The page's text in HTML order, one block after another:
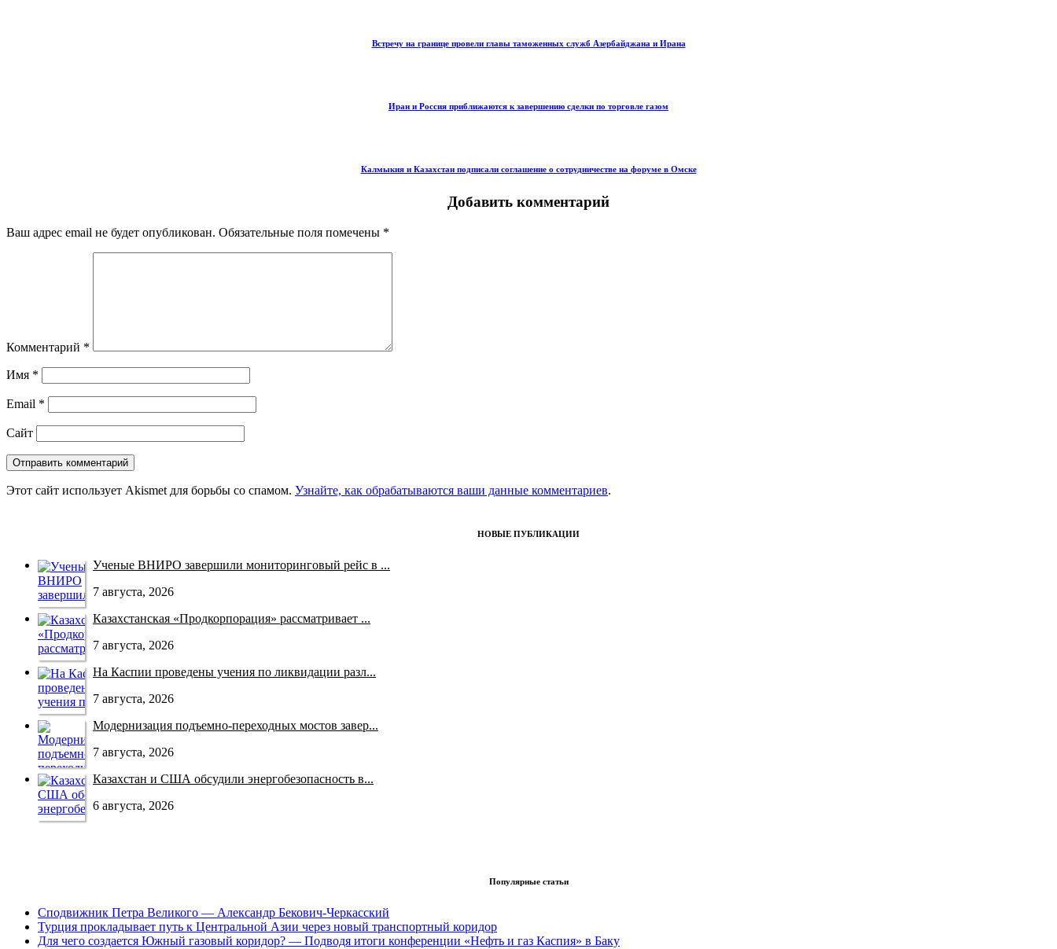
Встречу на границе провели главы таможенных служб Азербайджана и Ирана
Иран и Россия приближаются к завершению сделки по торговле газом
Калмыкия и Казахстан подписали соглашение о сотрудничестве на форуме в Омске
Добавить комментарий
Ваш адрес email не будет опубликован. Обязательные поля помечены *
Комментарий *
Имя *
Email *
Сайт
Этот сайт использует Akismet для борьбы со спамом. Узнайте, как обрабатываются ваши данные комментариев.
НОВЫЕ ПУБЛИКАЦИИ
Ученые ВНИРО завершили мониторинговый рейс в ...
7 августа, 2026
Казахстанская «Продкорпорация» рассматривает ...
7 августа, 2026
На Каспии проведены учения по ликвидации разл...
7 августа, 2026
Модернизация подъемно-переходных мостов завер...
7 августа, 2026
Казахстан и США обсудили энергобезопасность в...
6 августа, 2026
Популярные статьи
Сподвижник Петра Великого — Александр Бекович-Черкасский
Турция прокладывает путь к Центральной Азии через новый транспортный коридор
Для чего создается Южный газовый коридор? — Подводя итоги конференции «Нефть и газ Каспия» в Баку